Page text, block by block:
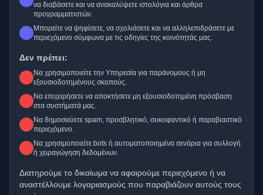
να διαβάσετε και να ανακαλύψετε ιστολόγια και άρθρα
προγραμματιστών.
Μπορείτε να ψηφίσετε, να σχολιάσετε και να αλληλεπιδράσετε με
περιεχόμενο σύμφωνα με τις οδηγίες της κοινότητάς μας.
Δεν πρέπει:
Να χρησιμοποιείτε την Υπηρεσία για παράνομους ή μη
εξουσιοδοτημένους σκοπούς.
Να επιχειρήσετε να αποκτήσετε μη εξουσιοδοτημένη πρόσβαση
στα συστήματά μας.
Να δημοσιεύετε spam, προσβλητικό, συκοφαντικό ή παραβιαστικό
περιεχόμενο.
Να χρησιμοποιείτε bots ή αυτοματοποιημένα σενάρια για συλλογή
ή χειραγώγηση δεδομένων.
Διατηρούμε το δικαίωμα να αφαιρούμε περιεχόμενο ή να
αναστέλλουμε λογαριασμούς που παραβιάζουν αυτούς τους